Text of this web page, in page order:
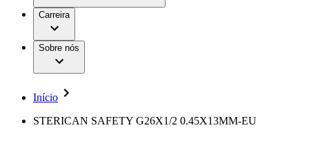
Aesculap Academy
Contentores Estéreis
Patologias e Cuidados
Serviços
Trabalhar na B. Braun
Oportunidades de emprego
A nossa cultura
Centro de Inovação
Responsabilidade
Acesso aos Cuidados de Saúde
Carreira
Sobre nós
Início
STERICAN SAFETY G26X1/2 0.45X13MM-EU